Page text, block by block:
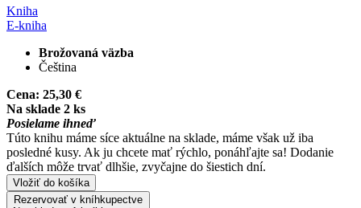
Kniha
E-kniha
Brožovaná väzba
Čeština
Cena: 25,30 €
Na sklade 2 ks
Posielame ihneď
Túto knihu máme síce aktuálne na sklade, máme však už iba
posledné kusy. Ak ju chcete mať rýchlo, ponáhľajte sa! Dodanie
ďalších môže trvať dlhšie, zvyčajne do šiestich dní.
Vložiť do košíka
Rezervovať v kníhkupectve